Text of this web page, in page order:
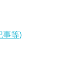
事等)